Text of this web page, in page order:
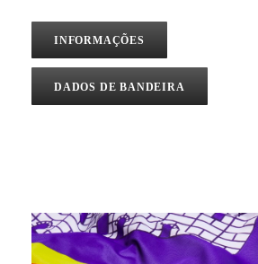
INFORMAÇÕES
DADOS DE BANDEIRA